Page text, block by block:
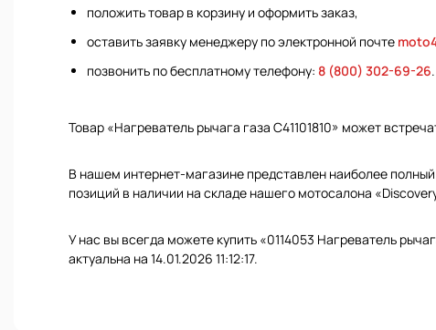
положить товар в корзину и оформить заказ,
оставить заявку менеджеру по электронной почте
позвонить по бесплатному телефону: 8 (800) 302-69-26.
Товар «Нагреватель рычага газа C41101810» может
В нашем интернет-магазине представлен наиболее
позиций в наличии на складе нашего мотосалона
У нас вы всегда можете купить «0114053 Нагреватель
актуальна на 14.01.2026 11:12:17.